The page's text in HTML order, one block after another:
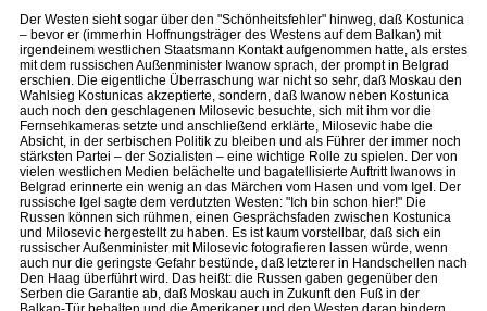
Der Westen sieht sogar über den "Schönheitsfehler" hinweg, daß Kostunica
– bevor er (immerhin Hoffnungsträger des Westens auf dem Balkan) mit
irgendeinem westlichen Staatsmann Kontakt aufgenommen hatte, als erstes
mit dem russischen Außenminister Iwanow sprach, der prompt in Belgrad
erschien. Die eigentliche Überraschung war nicht so sehr, daß Moskau den
Wahlsieg Kostunicas akzeptierte, sondern, daß Iwanow neben Kostunica
auch noch den geschlagenen Milosevic besuchte, sich mit ihm vor die
Fernsehkameras setzte und anschließend erklärte, Milosevic habe die
Absicht, in der serbischen Politik zu bleiben und als Führer der immer noch
stärksten Partei – der Sozialisten – eine wichtige Rolle zu spielen. Der von
vielen westlichen Medien belächelte und bagatellisierte Auftritt Iwanows in
Belgrad erinnerte ein wenig an das Märchen vom Hasen und vom Igel. Der
russische Igel sagte dem verdutzten Westen: "Ich bin schon hier!" Die
Russen können sich rühmen, einen Gesprächsfaden zwischen Kostunica
und Milosevic hergestellt zu haben. Es ist kaum vorstellbar, daß sich ein
russischer Außenminister mit Milosevic fotografieren lassen würde, wenn
auch nur die geringste Gefahr bestünde, daß letzterer in Handschellen nach
Den Haag überführt wird. Das heißt: die Russen gaben gegenüber den
Serben die Garantie ab, daß Moskau auch in Zukunft den Fuß in der